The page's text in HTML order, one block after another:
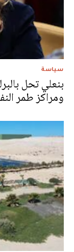
سياسة
بنعلي تحل
ومراكز طمر